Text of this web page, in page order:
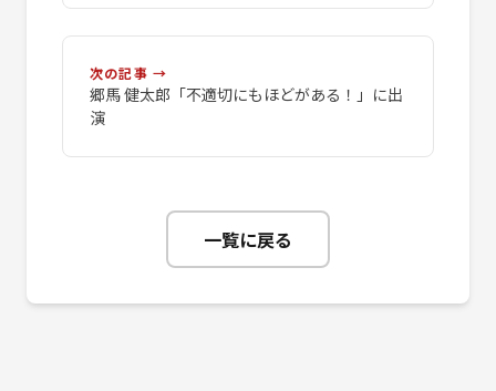
次の記事 →
郷馬 健太郎「不適切にもほどがある！」に出
演
一覧に戻る